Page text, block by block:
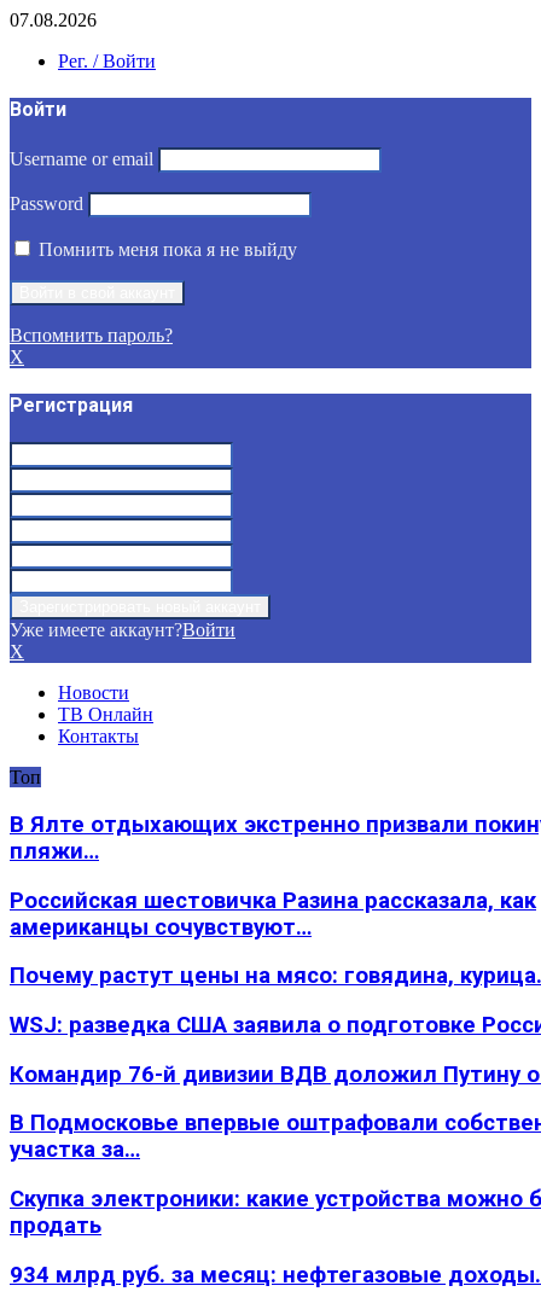
07.08.2026
Рег. / Войти
Войти
Username or email
Password
Помнить меня пока я не выйду
Вспомнить пароль?
X
Регистрация
Уже имеете аккаунт?Войти
X
Новости
ТВ Онлайн
Контакты
Топ
В Ялте отдыхающих экстренно призвали
пляжи…
Российская шестовичка Разина рассказала, как
американцы сочувствуют…
Почему растут цены на мясо: говядина,
WSJ: разведка США заявила о подготовке
Командир 76-й дивизии ВДВ доложил Путину
В Подмосковье впервые оштрафовали
участка за…
Скупка электроники: какие устройства можно
продать
934 млрд руб. за месяц: нефтегазовые